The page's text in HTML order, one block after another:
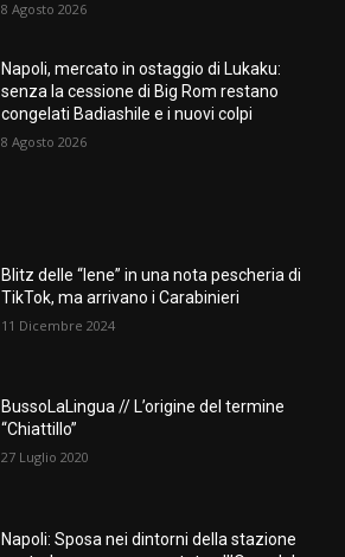
8 Agosto 2026
Napoli, mercato in ostaggio di Lukaku:
senza la cessione di Big Rom restano
congelati Badiashile e i nuovi colpi
8 Agosto 2026
Blitz delle “Iene” in una nota pescheria di
TikTok, ma arrivano i Carabinieri
11 Dicembre 2024
BussoLaLingua // L’origine del termine
“Chiattillo”
27 Luglio 2020
Napoli: Sposa nei dintorni della stazione